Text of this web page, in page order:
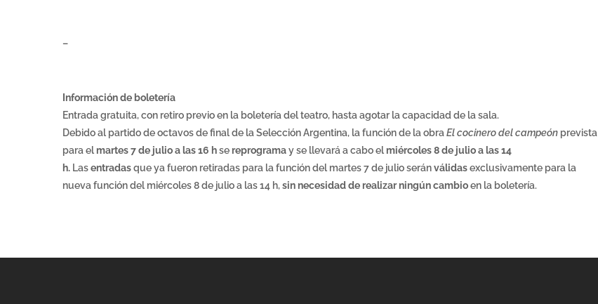
–
Información de boletería
Entrada gratuita, con retiro previo en la boletería del teatro, hasta agotar la capacidad de la sala.
Debido al partido de octavos de final de la Selección Argentina, la función de la obraEl cocinero del campeón prevista
para el martes 7 de julio a las 16 hse reprogramay se llevará a cabo el miércoles 8 de julio a las 14
h. Lasentradasque ya fueron retiradas para la función del martes 7 de julio seránválidasexclusivamente para la
nueva función del miércoles 8 de julio a las 14 h,sin necesidad de realizar ningún cambioen la boletería.